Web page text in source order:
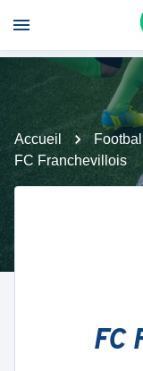
Accueil Football
FC Franchevillois
FC